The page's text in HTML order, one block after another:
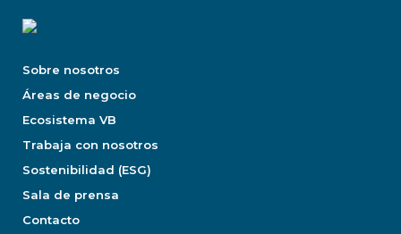
Sobre nosotros
Áreas de negocio
Ecosistema VB
Trabaja con nosotros
Sostenibilidad (ESG)
Sala de prensa
Contacto